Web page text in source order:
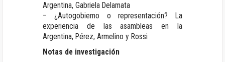
Argentina, Gabriela Delamata
– ¿Autogobierno o representación? La
experiencia de las asambleas en la
Argentina, Pérez, Armelino y Rossi
Notas de investigación